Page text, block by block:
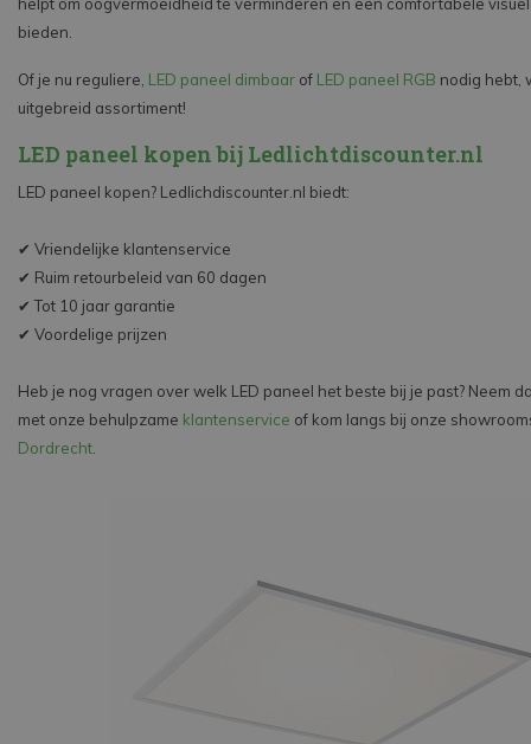
bieden.
Of je nu reguliere, LED paneel dimbaar of LED paneel RGB nodig hebt,
uitgebreid assortiment!
LED paneel kopen bij Ledlichtdiscounter.nl
LED paneel kopen? Ledlichdiscounter.nl biedt:
✔ Vriendelijke klantenservice
✔ Ruim retourbeleid van 60 dagen
✔ Tot 10 jaar garantie
✔ Voordelige prijzen
Heb je nog vragen over welk LED paneel het beste bij je past? Neem
met onze behulpzame klantenservice of kom langs bij onze
Dordrecht